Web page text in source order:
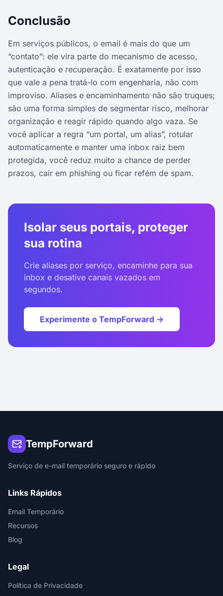
Conclusão
Em serviços públicos, o email é mais do que um
“contato”: ele vira parte do mecanismo de acesso,
autenticação e recuperação. É exatamente por isso
que vale a pena tratá-lo com engenharia, não com
improviso. Aliases e encaminhamento não são truques;
são uma forma simples de segmentar risco, melhorar
organização e reagir rápido quando algo vaza. Se
você aplicar a regra “um portal, um alias”, rotular
automaticamente e manter uma inbox raiz bem
protegida, você reduz muito a chance de perder
prazos, cair em phishing ou ficar refém de spam.
Isolar seus portais, proteger
sua rotina
Crie aliases por serviço, encaminhe para sua
inbox e desative canais vazados em
segundos.
Experimente o TempForward →
TempForward
Serviço de e-mail temporário seguro e rápido
Links Rápidos
Email Temporário
Recursos
Blog
Legal
Política de Privacidade